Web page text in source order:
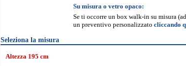
Su misura o vetro opaco:
Se ti occorre un box walk-in su misura
un preventivo personalizzato cliccando
Seleziona la misura
Altezza 195 cm